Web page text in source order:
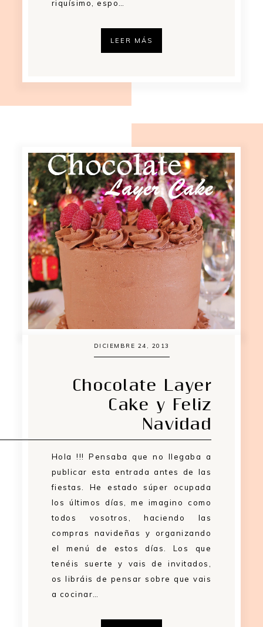
riquísimo, espo…
LEER MÁS
DICIEMBRE 24, 2013
Chocolate Layer
Cake y Feliz
Navidad
Hola !!! Pensaba que no llegaba a
publicar esta entrada antes de las
fiestas. He estado súper ocupada
los últimos días, me imagino como
todos vosotros, haciendo las
compras navideñas y organizando
el menú de estos días. Los que
tenéis suerte y vais de invitados,
os libráis de pensar sobre que vais
a cocinar…